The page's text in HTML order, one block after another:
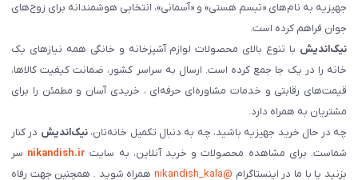
جهیزیه به نام‌های «تبسم هستی» و «آسمانی»، انتخابی هوشمندانه برای زوج‌های
جوان فراهم کرده است.
نیک‌اندیش با تنوع بالای محصولات لوازم آشپزخانه و خانگی همه نیازهای یک
خانه را در یک جا جمع کرده است. ارسال به سراسر کشور، ضمانت کیفیت کالاها،
قیمت‌های رقابتی و خدمات مشاوره‌ای حرفه‌ای ، خریدی آسان و مطمئن را برای
مشتریان به همراه دارد.
چه در حال خرید جهیزیه باشید، چه به دنبال تکمیل خانه‌تان،نیک‌اندیش در کنار
شماست. برای مشاهده محصولات و خرید آنلاین، به سایت nikandish.ir سر
بزنید یا با ما در اینستاگرام @nikandish_kala
همراه شوید . همچنین جهت رفاه